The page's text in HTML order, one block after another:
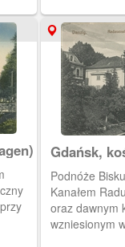
Gdańsk,
Podnóże
Kanałem
oraz dawnym
wzniesionym